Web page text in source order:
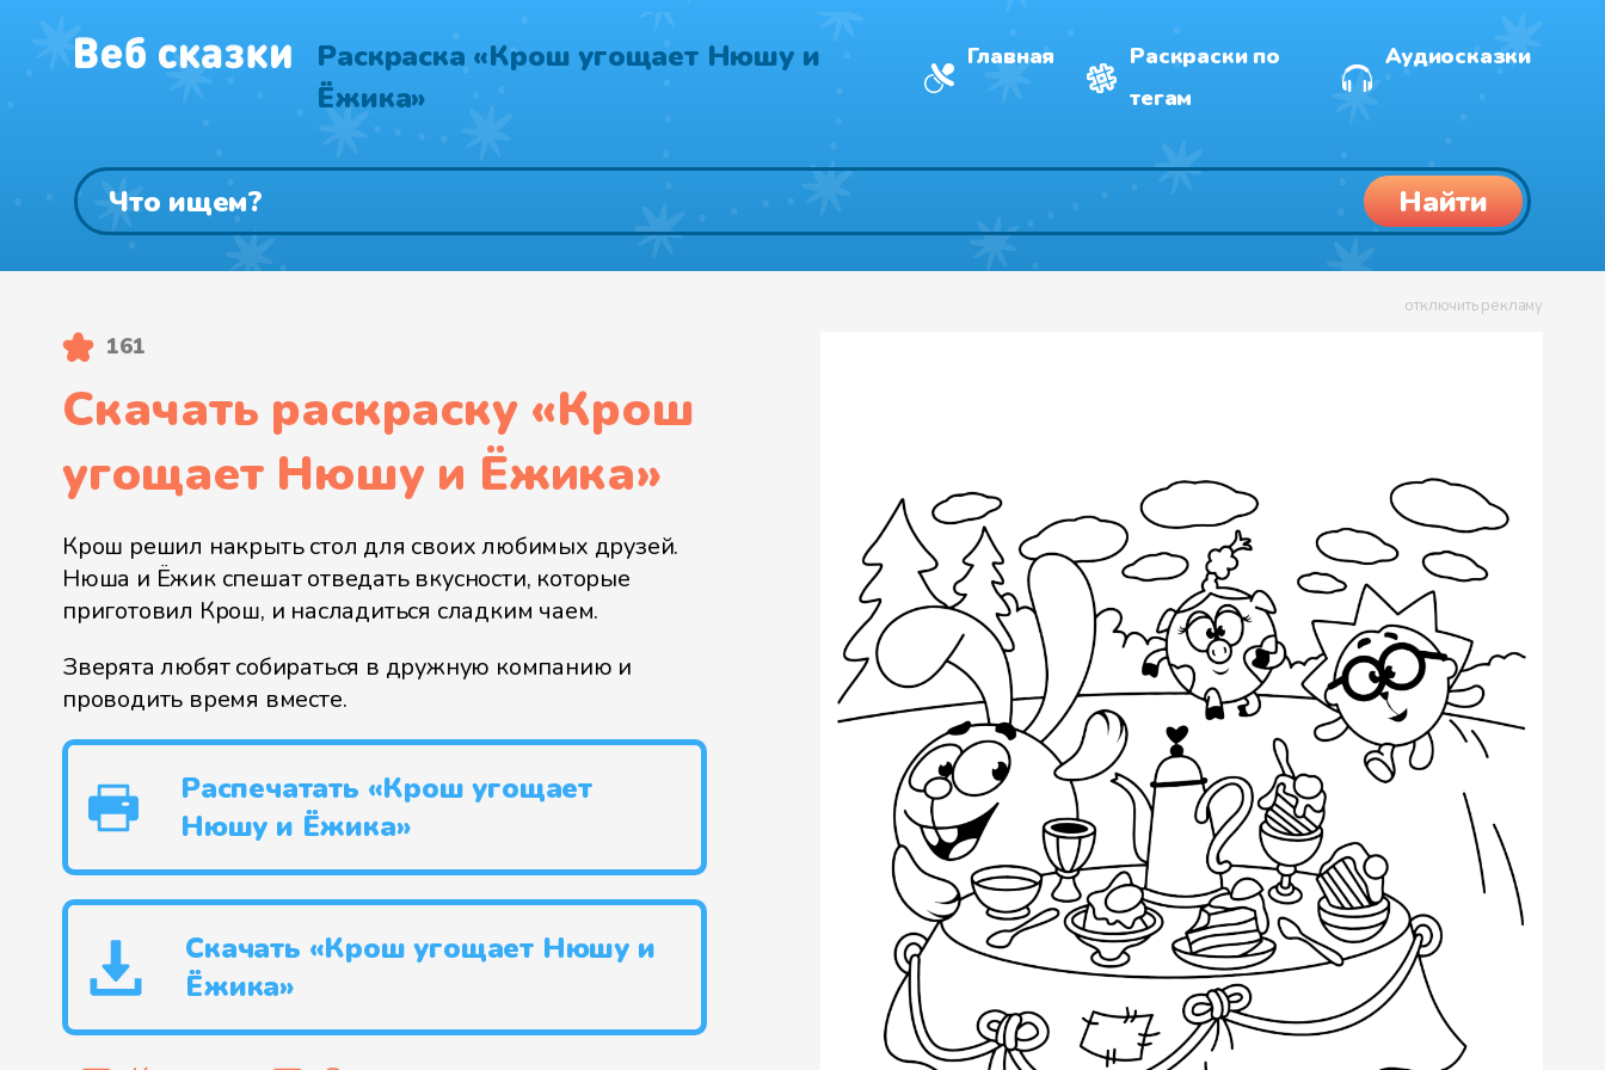
Раскраска «Крош угощает Нюшу и
Ёжика»
Главная
Раскраски по
тегам
Аудиосказки
Найти
отключить рекламу
161
Скачать раскраску «Крош
угощает Нюшу и Ёжика»
Крош решил накрыть стол для своих любимых друзей.
Нюша и Ёжик спешат отведать вкусности, которые
приготовил Крош, и насладиться сладким чаем.
Зверята любят собираться в дружную компанию и
проводить время вместе.
Распечатать «Крош угощает
Нюшу и Ёжика»
Скачать «Крош угощает Нюшу и
Ёжика»